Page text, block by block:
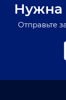
Нужна
Отправьте